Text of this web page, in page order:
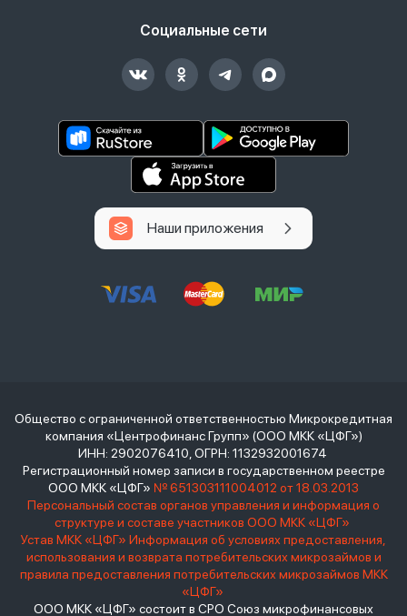
Социальные сети
Наши приложения
Общество с ограниченной ответственностью Микрокредитная
компания «Центрофинанс Групп» (ООО МКК «ЦФГ»)
ИНН: 2902076410, ОГРН: 1132932001674
Регистрационный номер записи в государственном реестре
ООО МКК «ЦФГ» № 651303111004012 от 18.03.2013
Персональный состав органов управления и информация о
структуре и составе участников ООО МКК «ЦФГ»
Устав МКК «ЦФГ» Информация об условиях предоставления,
использования и возврата потребительских микрозаймов и
правила предоставления потребительских микрозаймов МКК
«ЦФГ»
ООО МКК «ЦФГ» состоит в СРО Союз микрофинансовых